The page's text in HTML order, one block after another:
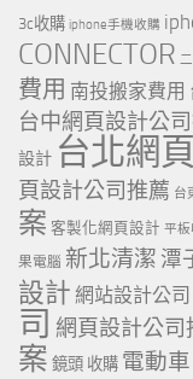
3c收購 iphone手機收購
CONNECTOR
費用 南投搬家費用
台中網頁設計公
設計 台北網
頁設計公司推薦 台
案 客製化網頁設計 平板
果電腦 新北清潔 潭
設計 網站設計公司
司 網頁設計公司
案 鏡頭 收購 電動車